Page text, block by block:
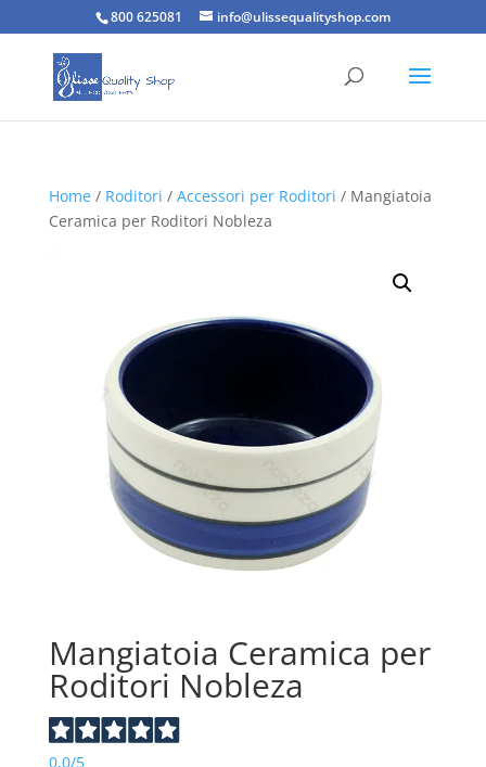
800 625081 info@ulissequalityshop.com
Home/ Roditori / Accessori per Roditori / Mangiatoia
Ceramica per Roditori Nobleza
Mangiatoia Ceramica per
Roditori Nobleza
0,0/5